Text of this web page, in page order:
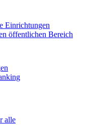
Einrichtungen
öffentlichen Bereich
alle